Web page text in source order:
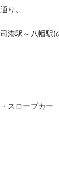
り。
港駅～八幡駅
スロープカー